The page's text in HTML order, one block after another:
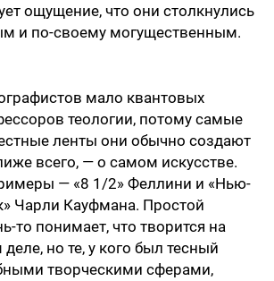
ощущение, что они столкнулись
и по-своему могущественным.
мало квантовых
теологии, потому самые
ленты они обычно создают
всего, — о самом искусстве.
— «8 1/2» Феллини и «Нью-
Чарли Кауфмана. Простой
то понимает, что творится на
но те, у кого был тесный
творческими сферами,